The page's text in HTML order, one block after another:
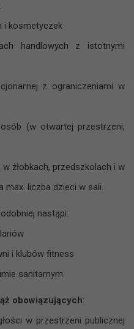
i kosmetyczek
handlowych z istotnymi
z ograniczeniami w
(w otwartej przestrzeni,
żłobkach, przedszkolach i w
max. liczba dzieci w sali.
nastąpi:
i klubów fitness
sanitarnym
obowiązujących:
w przestrzeni publicznej